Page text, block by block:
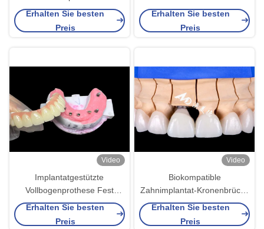
Kronenbrücke für
Erwachsene fehlende Zähne
ersetzen
Erhalten Sie besten
Preis
Erhalten Sie besten
Preis
Video
Implantatgestützte
Vollbogenprothese Fest
Implantat
Keramikkronenbrücke
Erhalten Sie besten
Preis
Video
Biokompatible
Zahnimplantat-Kronenbrücke
auf Titanlegierungsbasis mit
natürlich aussehender
Erhalten Sie besten
Preis